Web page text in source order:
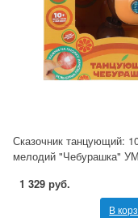
Сказочник танцующий:
мелодий "Чебурашка"
1 329 руб.
В